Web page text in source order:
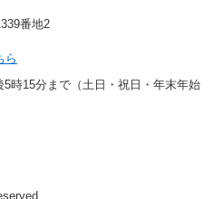
番地2
ら
時15分まで（土日・祝日・年末年始